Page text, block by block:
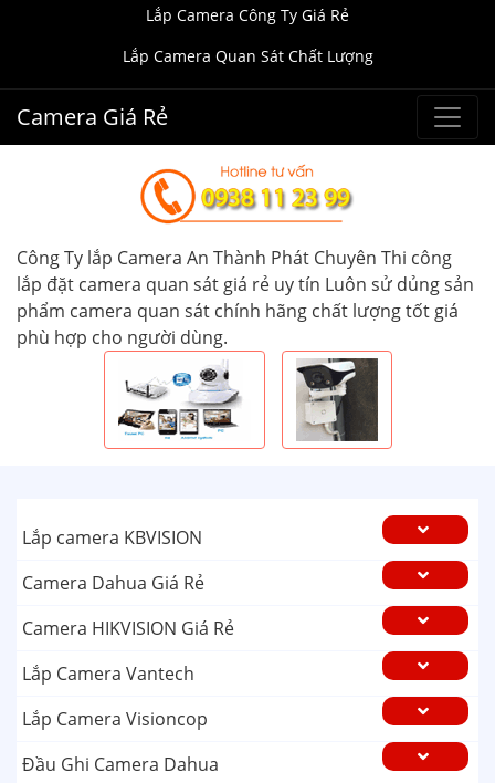
Lắp Camera Công Ty Giá Rẻ
Lắp Camera Quan Sát Chất Lượng
Camera Giá Rẻ
Công Ty lắp Camera An Thành Phát Chuyên Thi công
lắp đặt camera quan sát giá rẻ uy tín Luôn sử dủng sản
phẩm camera quan sát chính hãng chất lượng tốt giá
phù hợp cho người dùng.
Lắp camera KBVISION
Camera Dahua Giá Rẻ
Camera HIKVISION Giá Rẻ
Lắp Camera Vantech
Lắp Camera Visioncop
Đầu Ghi Camera Dahua